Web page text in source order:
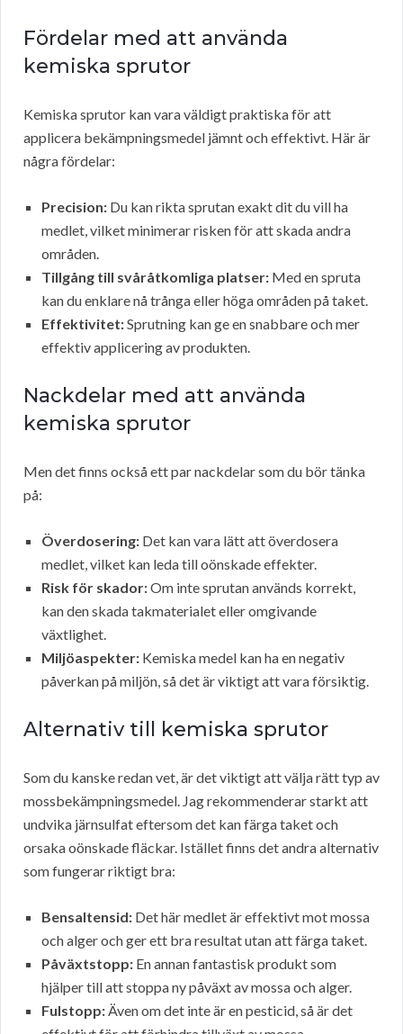
Fördelar med att använda
kemiska sprutor
Kemiska sprutor kan vara väldigt praktiska för att
applicera bekämpningsmedel jämnt och effektivt. Här är
några fördelar:
Precision: Du kan rikta sprutan exakt dit du vill ha
medlet, vilket minimerar risken för att skada andra
områden.
Tillgång till svåråtkomliga platser: Med en spruta
kan du enklare nå trånga eller höga områden på taket.
Effektivitet:Sprutning kan ge en snabbare och mer
effektiv applicering av produkten.
Nackdelar med att använda
kemiska sprutor
Men det finns också ett par nackdelar som du bör tänka
på:
Överdosering: Det kan vara lätt att överdosera
medlet, vilket kan leda till oönskade effekter.
Risk för skador:Om inte sprutan används korrekt,
kan den skada takmaterialet eller omgivande
växtlighet.
Miljöaspekter: Kemiska medel kan ha en negativ
påverkan på miljön, så det är viktigt att vara försiktig.
Alternativ till kemiska sprutor
Som du kanske redan vet, är det viktigt att välja rätt typ av
mossbekämpningsmedel. Jag rekommenderar starkt att
undvika järnsulfat eftersom det kan färga taket och
orsaka oönskade fläckar. Istället finns det andra alternativ
som fungerar riktigt bra:
Bensaltensid: Det här medlet är effektivt mot mossa
och alger och ger ett bra resultat utan att färga taket.
Påväxtstopp: En annan fantastisk produkt som
hjälper till att stoppa ny påväxt av mossa och alger.
Fulstopp:Även om det inte är en pesticid, så är det